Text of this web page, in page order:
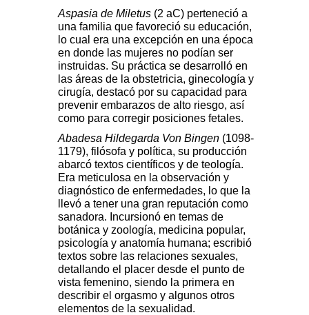
Aspasia de Miletus (2 aC) perteneció a
una familia que favoreció su educación,
lo cual era una excepción en una época
en donde las mujeres no podían ser
instruidas. Su práctica se desarrolló en
las áreas de la obstetricia, ginecología y
cirugía, destacó por su capacidad para
prevenir embarazos de alto riesgo, así
como para corregir posiciones fetales.
Abadesa Hildegarda Von Bingen (1098-
1179), filósofa y política, su producción
abarcó textos científicos y de teología.
Era meticulosa en la observación y
diagnóstico de enfermedades, lo que la
llevó a tener una gran reputación como
sanadora. Incursionó en temas de
botánica y zoología, medicina popular,
psicología y anatomía humana; escribió
textos sobre las relaciones sexuales,
detallando el placer desde el punto de
vista femenino, siendo la primera en
describir el orgasmo y algunos otros
elementos de la sexualidad.